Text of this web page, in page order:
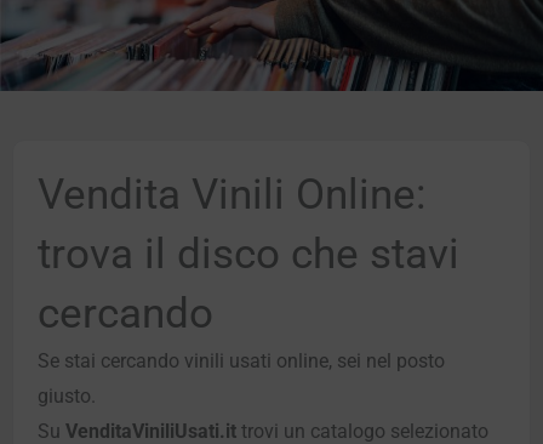
Vendita Vinili Online:
trova il disco che stavi
cercando
Se stai cercando vinili usati online, sei nel posto
giusto.
Su VenditaViniliUsati.it trovi un catalogo selezionato